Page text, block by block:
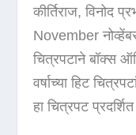
कीर्तिराज, विनोद
November
चित्रपटाने बॉक्स
वर्षाच्या हिट
हा चित्रपट